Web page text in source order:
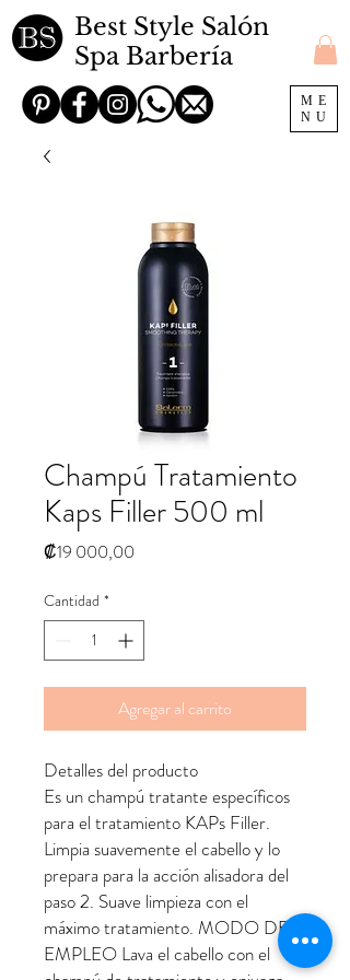
Best Style Salón
Spa Barbería
ME
NU
Champú Tratamiento
Kaps Filler 500 ml
₡19 000,00
Cantidad *
Agregar al carrito
Detalles del producto
Es un champú tratante específicos
para el tratamiento KAPs Filler.
Limpia suavemente el cabello y lo
prepara para la acción alisadora del
paso 2. Suave limpieza con el
máximo tratamiento. MODO DE
EMPLEO Lava el cabello con el